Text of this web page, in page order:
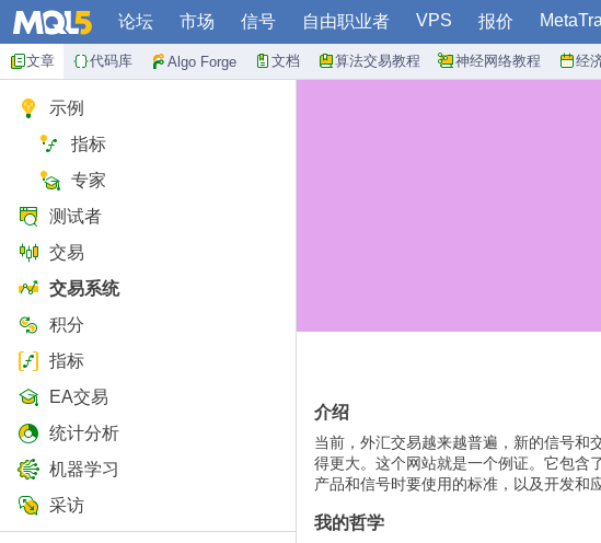
论坛 市场 信号 自由职业者 VPS 报价
文章 代码库 Algo Forge 文档 算法交易教程 神经网络教程 经
示例
指标
专家
测试者
交易
交易系统
积分
指标
EA交易
统计分析
机器学习
采访
介绍
当前，外汇交易越来越普遍，新的信号和
得更大。这个网站就是一个例证。它包含
产品和信号时要使用的标准，以及开发和
我的哲学